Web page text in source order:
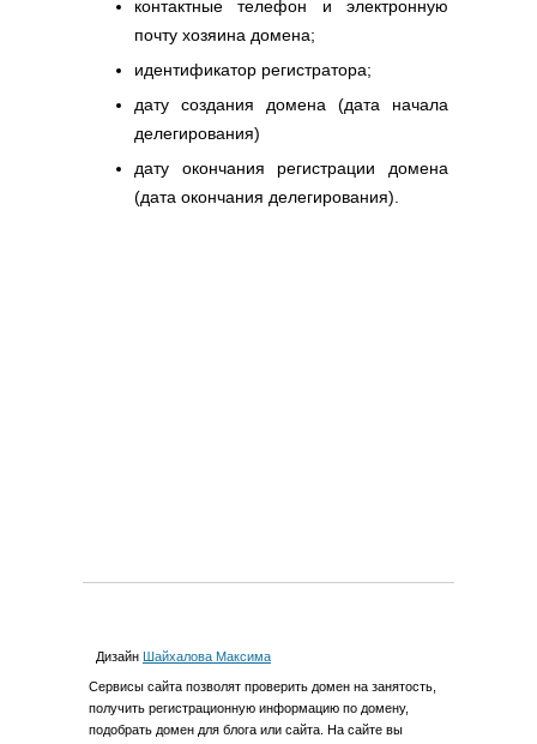
контактные телефон и электронную
почту хозяина домена;
идентификатор регистратора;
дату создания домена (дата начала
делегирования)
дату окончания регистрации домена
(дата окончания делегирования).
Дизайн Шайхалова Максима
Cервиcы сайта позволят проверить домен на занятость,
получить регистрационную информацию по домену,
подобрать домен для блога или сайта. На сайте вы